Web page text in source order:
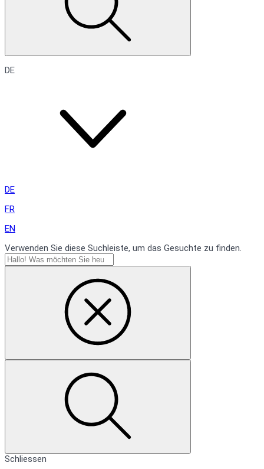
DE
DE
FR
EN
Verwenden Sie diese Suchleiste, um das Gesuchte zu finden.
Schliessen